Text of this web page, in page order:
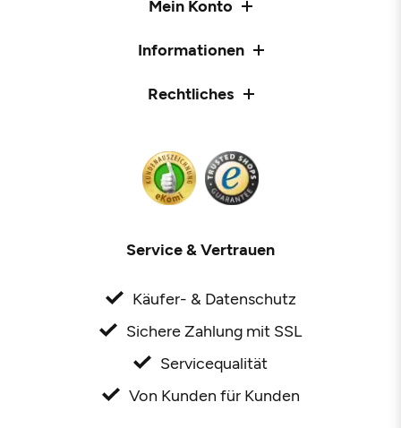
Mein Konto
Informationen
Rechtliches
Service & Vertrauen
Käufer- & Datenschutz
Sichere Zahlung mit SSL
Servicequalität
Von Kunden für Kunden